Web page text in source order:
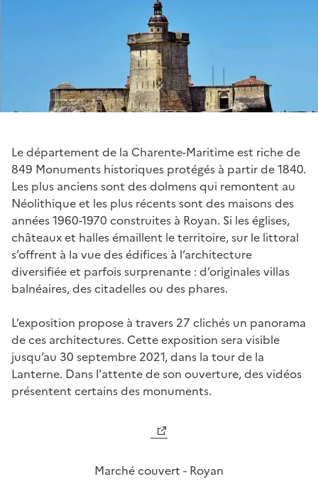
Le département de la Charente-Maritime est riche de
849 Monuments historiques protégés à partir de 1840.
Les plus anciens sont des dolmens qui remontent au
Néolithique et les plus récents sont des maisons des
années 1960-1970 construites à Royan. Si les églises,
châteaux et halles émaillent le territoire, sur le littoral
s’offrent à la vue des édifices à l’architecture
diversifiée et parfois surprenante : d’originales villas
balnéaires, des citadelles ou des phares.
L’exposition propose à travers 27 clichés un panorama
de ces architectures. Cette exposition sera visible
jusqu’au 30 septembre 2021, dans la tour de la
Lanterne. Dans l'attente de son ouverture, des vidéos
présentent certains des monuments.
Marché couvert - Royan